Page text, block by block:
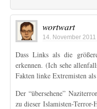
wortwart
14. November
Dass Links als die
erkennen. (Ich sehe
Fakten linke Extremisten
Der “übersehene”
zu dieser Islamisten-Terror-